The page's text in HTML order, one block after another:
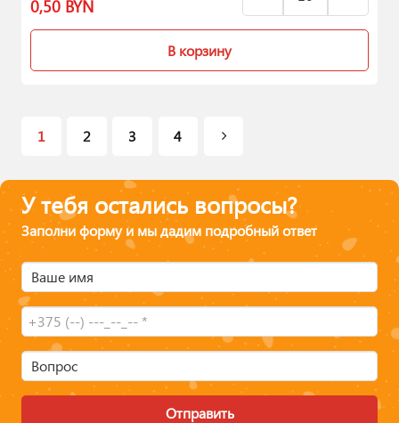
0,50 BYN
В корзину
1 2 3 4
У тебя остались вопросы?
Заполни форму и мы дадим подробный ответ
Ваше имя
Вопрос
Отправить